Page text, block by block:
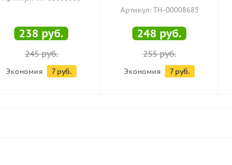
238 руб.
245руб.
Экономия 7руб.
Артикул: ТН-00008685
248 руб.
255руб.
Экономия 7руб.